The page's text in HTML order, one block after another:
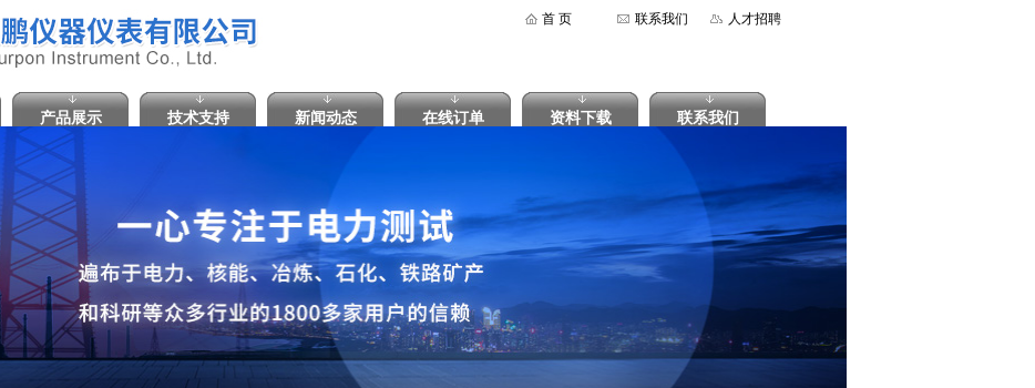
首 页 联系我们 人才招聘
产品展示 技术支持 新闻动态 在线订单 资料下载 联系我们